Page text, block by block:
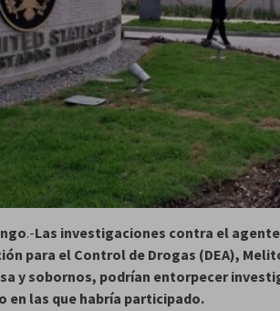
.-Las investigaciones contra el
para el Control de Drogas (DEA),
y sobornos, podrían entorpecer
en las que habría participado.